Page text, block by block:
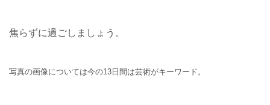
焦らずに過ごしましょう。
写真の画像については今の13日間は芸術がキーワード。